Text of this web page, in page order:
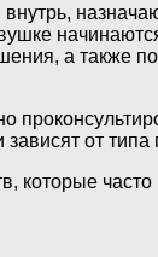
а также
от типа
которые